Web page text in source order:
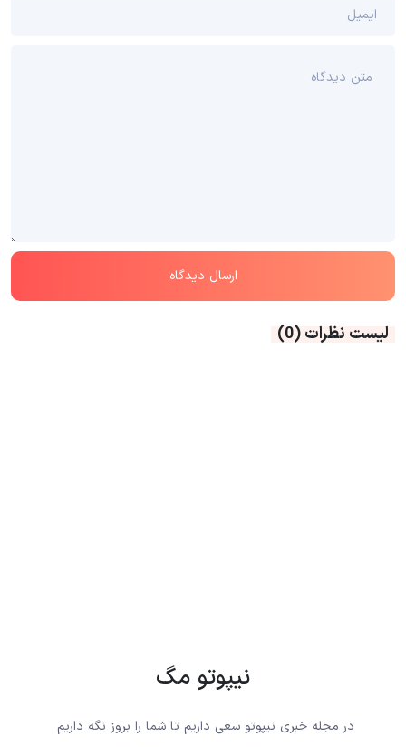
لیست نظرات(0)
نیپوتو مگ
در مجله خبری نیپوتو سعی داریم تا شما را بروز نگه داریم